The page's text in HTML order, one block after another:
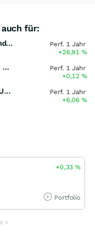
für:
iShares Asia Pacific Dividend UCITS ETF
Perf. 1 Jahr
+26,91%
iShares Asia Property Yield UCITS ETF
Perf. 1 Jahr
+0,12%
iShares S&P Global Water UCITS ETF
Perf. 1 Jahr
+6,06%
+0,33%
Portfolio